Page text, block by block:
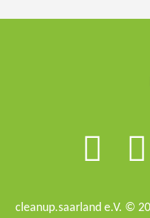
cleanup.saarland e.V. ©